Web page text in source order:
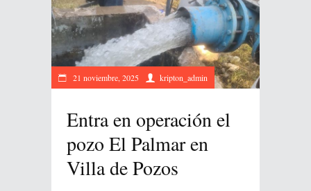
21 noviembre, 2025 kripton_admin
Entra en operación el
pozo El Palmar en
Villa de Pozos